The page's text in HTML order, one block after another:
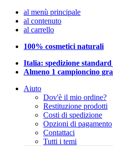
al menù principale
al contenuto
al carrello
100% cosmetici naturali
Italia: spedizione
Almeno 1 campioncino
Aiuto
Dov'è il mio ordine?
Restituzione prodotti
Costi di spedizione
Opzioni di pagamento
Contattaci
Tutti i temi